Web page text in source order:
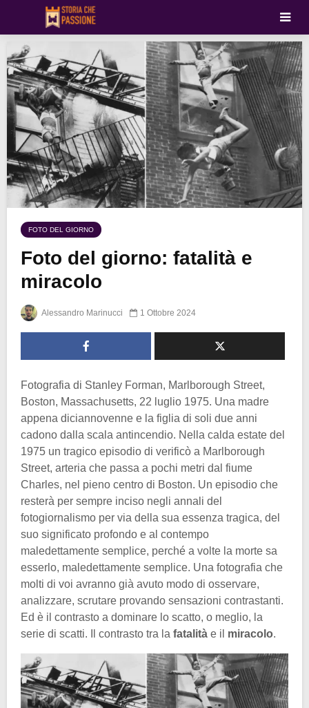
FOTO DEL GIORNO
Foto del giorno: fatalità e
miracolo
Alessandro Marinucci 1 Ottobre 2024
Fotografia di Stanley Forman, Marlborough Street,
Boston, Massachusetts, 22 luglio 1975. Una madre
appena diciannovenne e la figlia di soli due anni
cadono dalla scala antincendio. Nella calda estate del
1975 un tragico episodio di verificò a Marlborough
Street, arteria che passa a pochi metri dal fiume
Charles, nel pieno centro di Boston. Un episodio che
resterà per sempre inciso negli annali del
fotogiornalismo per via della sua essenza tragica, del
suo significato profondo e al contempo
maledettamente semplice, perché a volte la morte sa
esserlo, maledettamente semplice. Una fotografia che
molti di voi avranno già avuto modo di osservare,
analizzare, scrutare provando sensazioni contrastanti.
Ed è il contrasto a dominare lo scatto, o meglio, la
serie di scatti. Il contrasto tra la fatalità e il miracolo.